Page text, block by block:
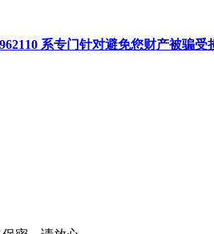
系专门针对避免您财产被骗受